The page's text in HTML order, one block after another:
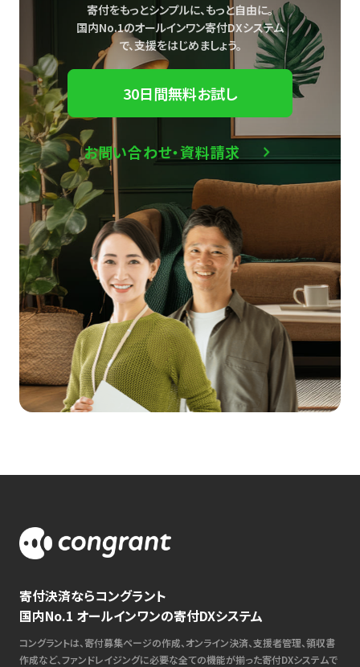
寄付をもっとシンプルに、もっと自由に。
国内No.1のオールインワン寄付DXシステム
で、支援をはじめましょう。
30日間無料お試し
お問い合わせ・資料請求
寄付決済ならコングラント
国内No.1 オールインワンの寄付DXシステム
コングラントは、寄付募集ページの作成、オンライン決済、支援者管理、領収書
作成など、ファンドレイジングに必要な全ての機能が揃った寄付DXシステムで